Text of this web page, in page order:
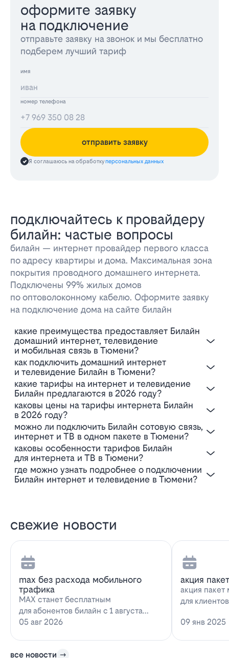
оформите заявку
на подключение
отправьте заявку на звонок и мы бесплатно
подберем лучший тариф
имя
номер телефона
отправить заявку
Я соглашаюсь на обработкуперсональных данных
подключайтесь к провайдеру
билайн: частые вопросы
билайн — интернет провайдер первого класса
по адресу квартиры и дома. Максимальная зона
покрытия проводного домашнего интернета.
Подключены 99% жилых домов
по оптоволоконному кабелю. Оформите заявку
на подключение дома на сайте билайн
Какие преимущества предоставляет Билайн
домашний интернет, телевидение
и мобильная связь в Тюмени?
Как подключить домашний интернет
и телевидение Билайн в Тюмени?
Какие тарифы на интернет и телевидение
Билайн предлагаются в 2026 году?
Каковы цены на тарифы интернета Билайн
в 2026 году?
Можно ли подключить Билайн сотовую связь,
интернет и ТВ в одном пакете в Тюмени?
Каковы особенности тарифов Билайн
для интернета и ТВ в Тюмени?
Где можно узнать подробнее о подключении
Билайн интернет и телевидение в Тюмени?
свежие новости
max без расхода мобильного
трафика
MAX станет бесплатным
для абонентов билайн с 1 августа
2026 года использование
05 авг 2026
акция
акция пакет
для
09 янв 2025
все новости